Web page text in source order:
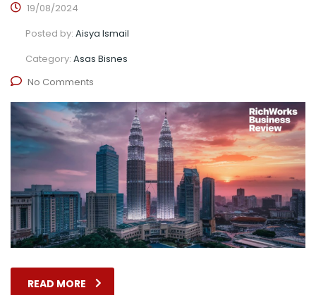
19/08/2024
Posted by: Aisya Ismail
Category: Asas Bisnes
No Comments
READ MORE